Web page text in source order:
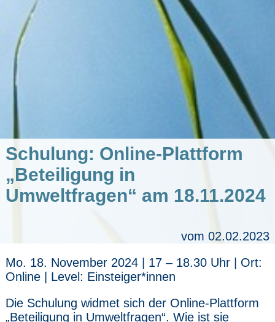
Schulung: Online-Plattform
„Beteiligung in
Umweltfragen“ am 18.11.2024
vom 02.02.2023
Mo. 18. November 2024 | 17 – 18.30 Uhr | Ort:
Online | Level: Einsteiger*innen
Die Schulung widmet sich der Online-Plattform
„Beteiligung in Umweltfragen“. Wie ist sie